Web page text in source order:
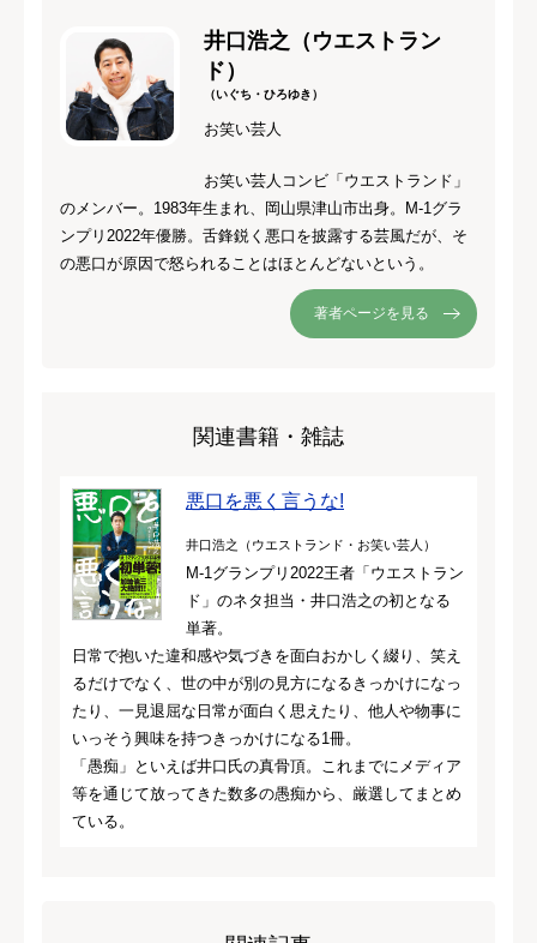
井口浩之（ウエストラン
ド）
（いぐち・ひろゆき）
お笑い芸人
お笑い芸人コンビ「ウエストランド」
のメンバー。1983年生まれ、岡山県津山市出身。M-1グラ
ンプリ2022年優勝。舌鋒鋭く悪口を披露する芸風だが、そ
の悪口が原因で怒られることはほとんどないという。
著者ページを見る
関連書籍・雑誌
悪口を悪く言うな!
井口浩之（ウエストランド・お笑い芸人）
M-1グランプリ2022王者「ウエストラン
ド」のネタ担当・井口浩之の初となる
単著。
日常で抱いた違和感や気づきを面白おかしく綴り、笑え
るだけでなく、世の中が別の見方になるきっかけになっ
たり、一見退屈な日常が面白く思えたり、他人や物事に
いっそう興味を持つきっかけになる1冊。
「愚痴」といえば井口氏の真骨頂。これまでにメディア
等を通じて放ってきた数多の愚痴から、厳選してまとめ
ている。